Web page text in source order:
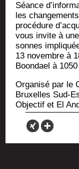
Séance
les
pro­cé­dure
vous invite à
sonnes
13 novembre à
Boon­dael à
Orga­ni­sé par le
Bruxelles Sud-
Objec­tif et El